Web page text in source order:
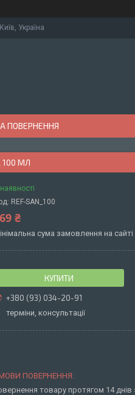
Україна
ПОВЕРНЕННЯ
МЛ
REF-SAN_100
₴
сума замовлення на
КУПИТИ
+380 (93) 034-20-91
терміни, консультації
товару протягом 14 днів